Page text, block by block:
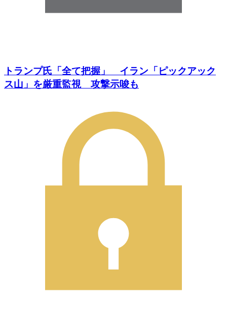
トランプ氏「全て把握」 イラン「ピックアック
ス山」を厳重監視 攻撃示唆も